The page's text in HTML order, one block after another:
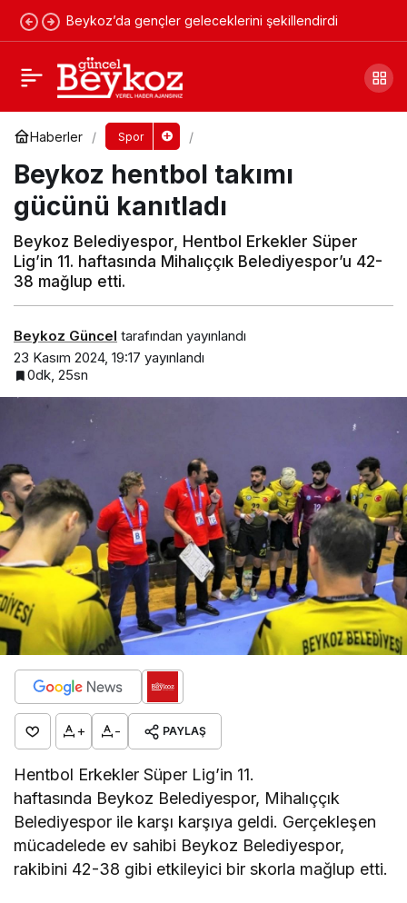
Beykoz’da gençler geleceklerini şekillendirdi
Haberler Spor
Beykoz hentbol takımı
gücünü kanıtladı
Beykoz Belediyespor, Hentbol Erkekler Süper
Lig’in 11. haftasında Mihalıççık Belediyespor’u 42-
38 mağlup etti.
Beykoz Güncel tarafından yayınlandı
23 Kasım 2024, 19:17 yayınlandı
0dk, 25sn
+ - PAYLAŞ
Hentbol Erkekler Süper Lig’in 11.
haftasında Beykoz Belediyespor, Mihalıççık
Belediyespor ile karşı karşıya geldi. Gerçekleşen
mücadelede ev sahibi Beykoz Belediyespor,
rakibini 42-38 gibi etkileyici bir skorla mağlup etti.
Galatasaray Başkanından Beykoz
Kaymakamına ziyaret
Yorum Yap Paylaş